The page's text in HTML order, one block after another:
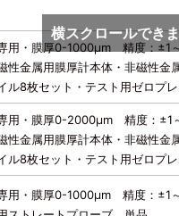
用・膜厚0-1000μm 精度：±1
性金属用膜厚計本体・非磁性金
ル8枚セット・テスト用ゼロプ
用・膜厚0-2000μm 精度：±1
性金属用膜厚計本体・非磁性金
ル8枚セット・テスト用ゼロプ
用・膜厚0-1000μm 精度：±1
横スクロールでき